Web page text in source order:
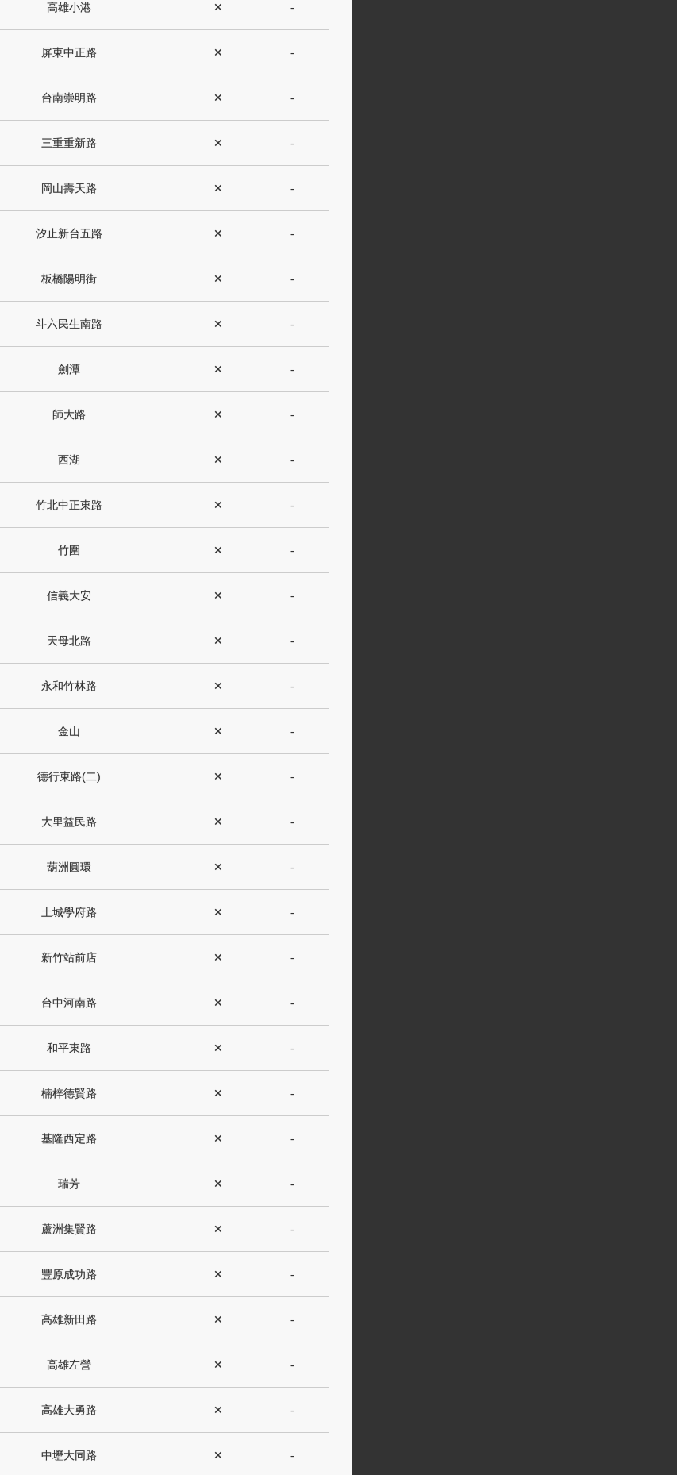
高雄小港 ✕ -
屏東中正路 ✕ -
台南崇明路 ✕ -
三重重新路 ✕ -
岡山壽天路 ✕ -
汐止新台五路 ✕ -
板橋陽明街 ✕ -
斗六民生南路 ✕ -
劍潭 ✕ -
師大路 ✕ -
西湖 ✕ -
竹北中正東路 ✕ -
竹圍 ✕ -
信義大安 ✕ -
天母北路 ✕ -
永和竹林路 ✕ -
金山 ✕ -
德行東路(二) ✕ -
大里益民路 ✕ -
葫洲圓環 ✕ -
土城學府路 ✕ -
新竹站前店 ✕ -
台中河南路 ✕ -
和平東路 ✕ -
楠梓德賢路 ✕ -
基隆西定路 ✕ -
瑞芳 ✕ -
蘆洲集賢路 ✕ -
豐原成功路 ✕ -
高雄新田路 ✕ -
高雄左營 ✕ -
高雄大勇路 ✕ -
中壢大同路 ✕ -